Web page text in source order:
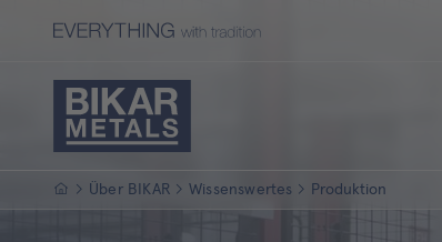
StartseiteÜber BIKAR Wissenswertes Produktion